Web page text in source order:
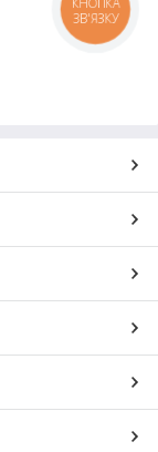
КНОПКА
ЗВ'ЯЗКУ